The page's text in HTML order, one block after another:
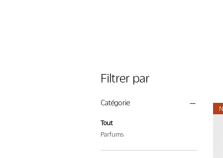
Filtrer par
Catégorie
Tout
Parfums